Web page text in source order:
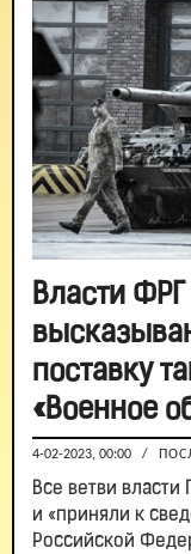
Власти
поставку
«Военное
4-02-2023, 00:00 /
Все ветви
и «приняли к
Российской